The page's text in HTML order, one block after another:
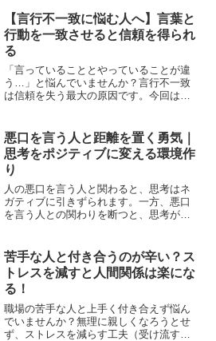
的な方法を、私の体験談を交えて紹介し
ます。
【言行不一致に悩む人へ】言葉と
行動を一致させると信頼を得られ
る
「言っていることとやっていることが違
う…」と悩んでいませんか？言行不一致
は信頼を失う最大の原因です。今回は、
験を交えて解説。今日から信頼される自
分に生まれ変われます。
悪口を言う人と距離を置く勇気｜
思考をポジティブに変える環境作
り
人の悪口を言う人と関わると、思考はネ
ガティブに引きずられます。一方、悪口
を言う人との関わりを断つと、思考がポ
書き換える最短ルートである理由を紹介
していきます。
苦手な人と付き合うのが辛い？ス
トレスを減すと人間関係は楽にな
る！
職場の苦手な人と上手く付き合えず悩ん
でいませんか？無理に親しくなろうとせ
ず、ストレスを減らす工夫（受け流す・